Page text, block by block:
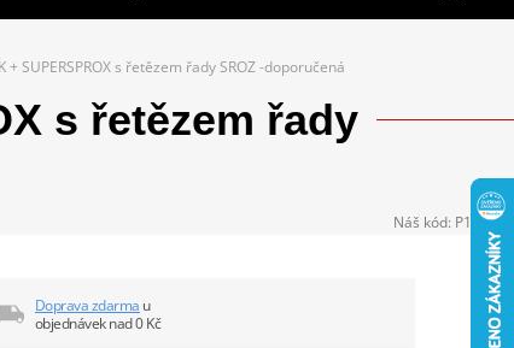
+ SUPERSPROX s řetězem řady SROZ -doporučená
s řetězem řady
Doprava zdarma u
objednávek nad 0 Kč
Náš kód: P104296